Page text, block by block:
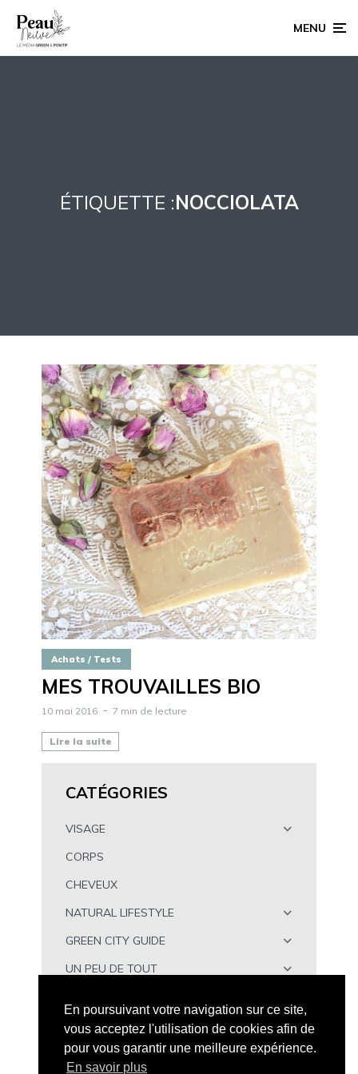
MENU
ÉTIQUETTE :NOCCIOLATA
Achats / Tests
MES TROUVAILLES BIO
10 mai 2016 7 min de lecture
Lire la suite
CATÉGORIES
VISAGE
CORPS
CHEVEUX
NATURAL LIFESTYLE
GREEN CITY GUIDE
UN PEU DE TOUT
En poursuivant votre navigation sur ce site,
vous acceptez l'utilisation de cookies afin de
pour vous garantir une meilleure expérience.
En savoir plus